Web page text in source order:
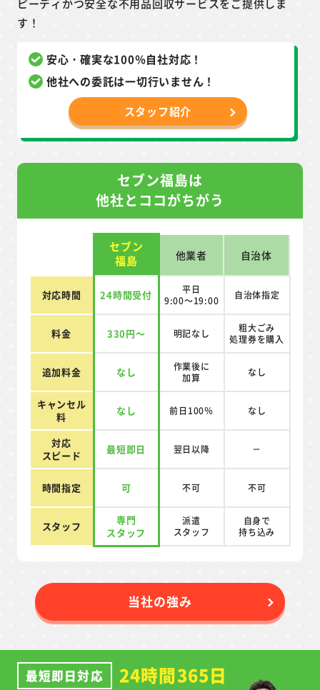
ピーディかつ安全な不用品回収サービスをご提供しま
す！
安心・確実な100％自社対応！
他社への委託は一切行いません！
スタッフ紹介
セブン福島は
他社とココがちがう
セブン
福島
他業者 自治体
対応時間 24時間受付
平日
9:00～19:00
自治体指定
料金 330円～ 明記なし
粗大ごみ
処理券を購入
追加料金 なし
作業後に
加算
なし
キャンセル
料
なし 前日100％ なし
対応
スピード
最短即日 翌日以降 －
時間指定 可 不可 不可
スタッフ
専門
スタッフ
派遣
スタッフ
自身で
持ち込み
当社の強み
最短即日対応
24時間365日